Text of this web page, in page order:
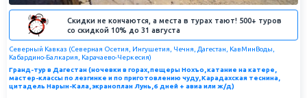
Скидки не кончаются, а места в турах тают! 500+ туров
со скидкой 10% до 31 августа
Северный Кавказ (Северная Осетия, Ингушетия, Чечня, Дагестан, КавМинВоды,
Кабардино-Балкария, Карачаево-Черкесия)
Гранд-тур в Дагестан (ночевки в горах, пещеры Нохъо, катание на катере,
мастер-классы по лезгинке и по приготовлению чуду, Карадахская теснина,
цитадель Нарын-Кала, экраноплан Лунь, 6 дней + авиа или ж/д)